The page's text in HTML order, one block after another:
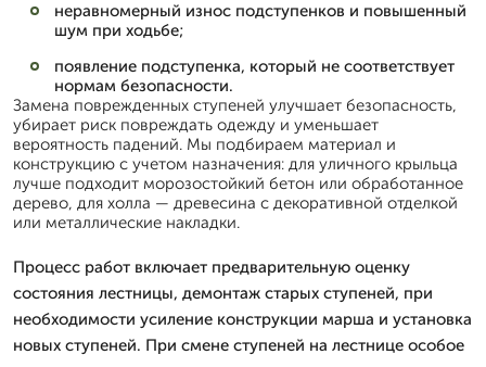
неравномерный износ подступенков и повышенный
шум при ходьбе;
появление подступенка, который не соответствует
нормам безопасности.
Замена поврежденных ступеней улучшает безопасность,
убирает риск повреждать одежду и уменьшает
вероятность падений. Мы подбираем материал и
конструкцию с учетом назначения: для уличного крыльца
лучше подходит морозостойкий бетон или обработанное
дерево, для холла — древесина с декоративной отделкой
или металлические накладки.
Процесс работ включает предварительную оценку
состояния лестницы, демонтаж старых ступеней, при
необходимости усиление конструкции марша и установка
новых ступеней. При смене ступеней на лестнице особое